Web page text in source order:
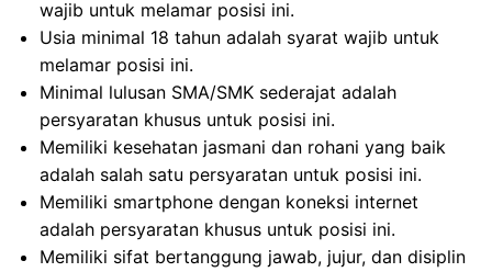
wajib untuk melamar posisi ini.
Usia minimal 18 tahun adalah syarat wajib untuk
melamar posisi ini.
Minimal lulusan SMA/SMK sederajat adalah
persyaratan khusus untuk posisi ini.
Memiliki kesehatan jasmani dan rohani yang baik
adalah salah satu persyaratan untuk posisi ini.
Memiliki smartphone dengan koneksi internet
adalah persyaratan khusus untuk posisi ini.
Memiliki sifat bertanggung jawab, jujur, dan disiplin